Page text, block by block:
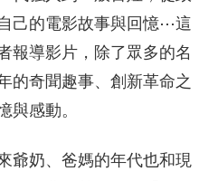
己的電­影故事與回憶⋯這
報導影片，除了眾多的名
的奇­聞趣事、創新革命之
與感動。
爺­奶、爸媽的年代也和現